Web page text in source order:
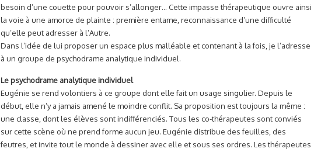
besoin d’une couette pour pouvoir s’allonger… Cette impasse thérapeutique ouvre ainsi
la voie à une amorce de plainte : première entame, reconnaissance d’une difficulté
qu’elle peut adresser à l’Autre.
Dans l’idée de lui proposer un espace plus malléable et contenant à la fois, je l’adresse
à un groupe de psychodrame analytique individuel.
Le psychodrame analytique individuel
Eugénie se rend volontiers à ce groupe dont elle fait un usage singulier. Depuis le
début, elle n’y a jamais amené le moindre conflit. Sa proposition est toujours la même :
une classe, dont les élèves sont indifférenciés. Tous les co-thérapeutes sont conviés
sur cette scène où ne prend forme aucun jeu. Eugénie distribue des feuilles, des
feutres, et invite tout le monde à dessiner avec elle et sous ses ordres. Les thérapeutes